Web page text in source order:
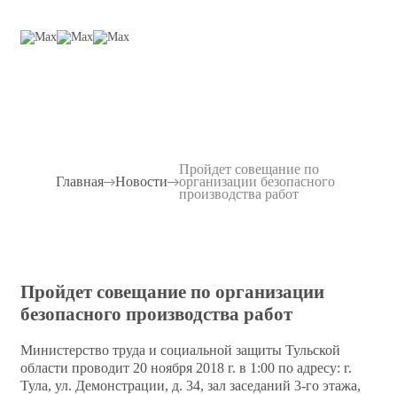
Главная Новости
Пройдет совещание по
организации безопасного
производства работ
Пройдет совещание по организации
безопасного производства работ
Министерство труда и социальной защиты Тульской
области проводит 20 ноября 2018 г. в 1:00 по адресу: г.
Тула, ул. Демонстрации, д. 34, зал заседаний 3-го этажа,